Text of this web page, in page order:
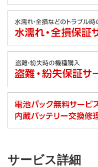
サービス詳細